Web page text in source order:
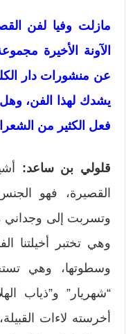
مازلت وفيا لفن
الآونة الأخيرة
عن منشورات دار
يشدك لهذا الفن،
فعل الكثير من
قلولي بن ساعد:
القصيرة، فهو
وتسربت إلى وجداني
وهي تختبر أخيلتنا
وسطوتها، وهي
“شهريار” و”ذياب
أخرسته لاءات